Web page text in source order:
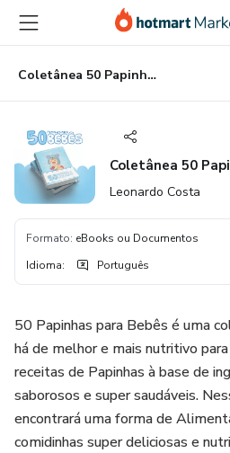
para
conteúdo
principal
para
pagamento
para
rodapé
Coletânea 50 Papinhas para Bebês
Coletânea 50
Leonardo Costa
Formato: eBooks ou Documentos
Idioma: Português
50 Papinhas para Bebês é uma
há de melhor e mais nutritivo
receitas de Papinhas à base de
saborosos e super saudáveis.
encontrará uma forma de
comidinhas super deliciosas e